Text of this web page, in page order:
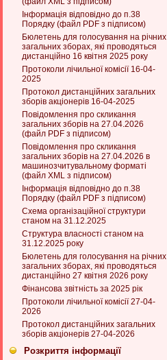
Інформація відповідно до п.38
Порядку (файл PDF з підписом)
Бюлетень для голосування на річних
загальних зборах, які проводяться
дистанційно 16 квітня 2025 року
Протоколи лічильної комісії 16-04-
2025
Протокол дистанційних загальних
зборів акціонерів 16-04-2025
Повідомлення про скликання
загальних зборів на 27.04.2026
(файл PDF з підписом)
Повідомлення про скликання
загальних зборів на 27.04.2026 в
машинозчитувальному форматі
(файл XML з підписом)
Інформація відповідно до п.38
Порядку (файл PDF з підписом)
Схема організаційної структури
станом на 31.12.2025
Структура власності станом на
31.12.2025 року
Бюлетень для голосування на річних
загальних зборах, які проводяться
дистанційно 27 квітня 2026 року
Фінансова звітність за 2025 рік
Протоколи лічильної комісії 27-04-
2026
Протокол дистанційних загальних
зборів акціонерів 27-04-2026
Розкриття інформації